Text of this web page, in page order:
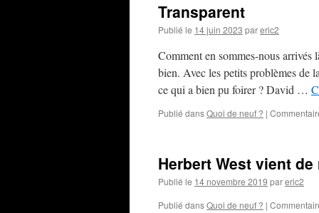
Transparent
Publié le 14 juin 2023 pareric2
Comment en sommes-nous arrivés
bien. Avec les petits problèmes de
ce qui a bien pu foirer ? David …
Publié dansQuoi de neuf ? |
Herbert West vient
Publié le 14 novembre 2019 pareric2
Publié dansQuoi de neuf ? |